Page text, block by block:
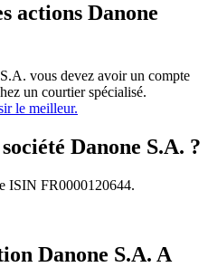
actions Danone
vous devez avoir un compte
un courtier spécialisé.
le meilleur.
Danone S.A. ?
ISIN FR0000120644.
Danone S.A. A